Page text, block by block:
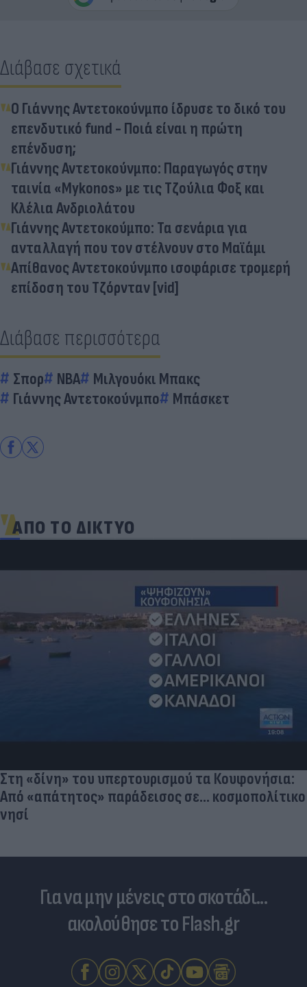
Διάβασε σχετικά
Ο Γιάννης Αντετοκούνμπο ίδρυσε το δικό του
επενδυτικό fund - Ποιά είναι η πρώτη
επένδυση;
Γιάννης Αντετοκούνμπο: Παραγωγός στην
ταινία «Mykonos» με τις Τζούλια Φοξ και
Κλέλια Ανδριολάτου
Γιάννης Αντετοκούμπο: Τα σενάρια για
ανταλλαγή που τον στέλνουν στο Μαϊάμι
Απίθανος Αντετοκούνμπο ισοφάρισε τρομερή
επίδοση του Τζόρνταν [vid]
Διάβασε περισσότερα
Σπορ ΝΒΑ
Μιλγουόκι Μπακς
Γιάννης Αντετοκούνμπο
Μπάσκετ
ΑΠΟ ΤΟ ΔΙΚΤΥΟ
Στη «δίνη» του υπερτουρισμού τα Κουφονήσια:
Από «απάτητος» παράδεισος σε... κοσμοπολίτικο
νησί
Για να μην μένεις στο σκοτάδι...
ακολούθησε το Flash.gr